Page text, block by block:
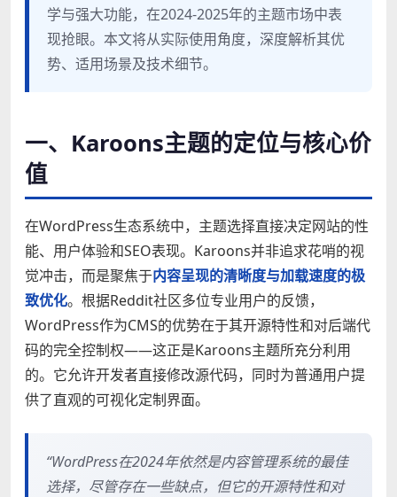
学与强大功能，在2024-2025年的主题市场中表
现抢眼。本文将从实际使用角度，深度解析其优
势、适用场景及技术细节。
一、Karoons主题的定位与核心价
值
在WordPress生态系统中，主题选择直接决定网站的性
能、用户体验和SEO表现。Karoons并非追求花哨的视
觉冲击，而是聚焦于内容呈现的清晰度与加载速度的极
致优化。根据Reddit社区多位专业用户的反馈，
WordPress作为CMS的优势在于其开源特性和对后端代
码的完全控制权——这正是Karoons主题所充分利用
的。它允许开发者直接修改源代码，同时为普通用户提
供了直观的可视化定制界面。
“WordPress在2024年依然是内容管理系统的最佳
选择，尽管存在一些缺点，但它的开源特性和对